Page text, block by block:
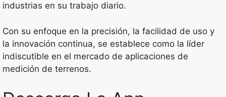
industrias en su trabajo diario.
Con su enfoque en la precisión, la facilidad de uso y
la innovación continua, se establece como la líder
indiscutible en el mercado de aplicaciones de
medición de terrenos.